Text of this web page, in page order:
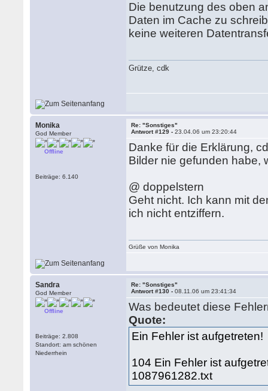
Die benutzung des oben
Daten im Cache zu
keine weiteren
Grütze, cdk
Monika
God Member
Offline
Beiträge: 6.140
Re: "Sonstiges"
Antwort #129 -23.04.06 um 23:20:44
Danke für die Erklärung,
Bilder nie gefunden habe,
@ doppelstern
Geht nicht. Ich kann mit
ich nicht entziffern.
Grüße von Monika
Sandra
God Member
Offline
Beiträge: 2.808
Standort: am schönen
Niederrhein
Re: "Sonstiges"
Antwort #130 -08.11.06 um 23:41:34
Was bedeutet diese
Quote:
Ein Fehler ist aufgetreten!
104 Ein Fehler ist
1087961282.txt